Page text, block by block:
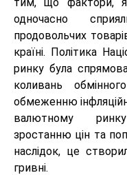
одночасно
продовольчих
країні. Політика
ринку була
коливань
обмеженню
валютному
зростанню цін та
наслідок, це
гривні.